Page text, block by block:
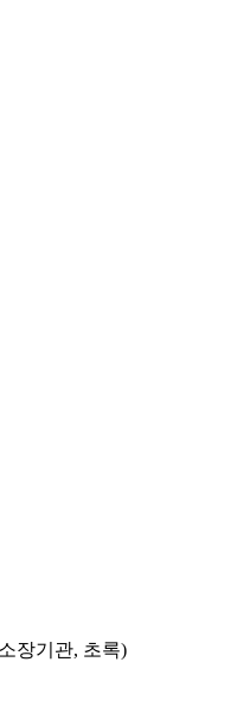
장기관, 초록)